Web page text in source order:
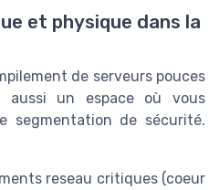
et physique dans la
de serveurs pouces
aussi un espace où vous
segmentation de sécurité.
reseau critiques (coeur